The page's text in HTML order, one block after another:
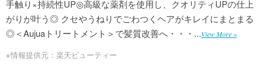
手触り×持続性UP◎高級な薬剤を使用し、クオリティUPの仕上
がりが叶う◎ クセやうねりでごわつくヘアがキレイにまとまる
◎＜Aujuaトリートメント＞で髪質改善へ・・・...View More »
※情報提供元：楽天ビューティー